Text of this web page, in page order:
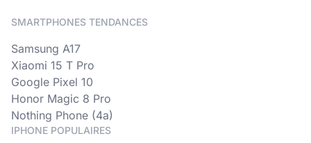
SMARTPHONES TENDANCES
Samsung A17
Xiaomi 15 T Pro
Google Pixel 10
Honor Magic 8 Pro
Nothing Phone (4a)
IPHONE POPULAIRES